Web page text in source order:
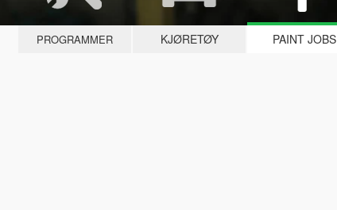
PROGRAMMER KJØRETØY PAINT JOBS